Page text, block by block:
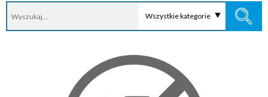
Wszystkie kategorie